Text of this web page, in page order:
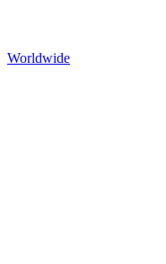
Worldwide